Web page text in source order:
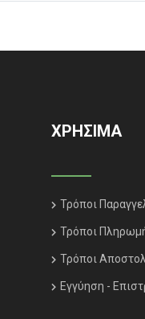
ΧΡΗΣΙΜΑ
Τρόποι
Τρόποι
Τρόποι
Εγγύηση -